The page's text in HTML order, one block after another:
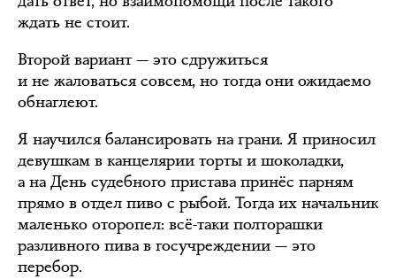
ждать не стоит.
Второй вариант — это сдружиться
и не жаловаться совсем, но тогда они ожидаемо
обнаглеют.
Я научился балансировать на грани. Я приносил
девушкам в канцелярии торты и шоколадки,
а на День судебного пристава принёс парням
прямо в отдел пиво с рыбой. Тогда их начальник
маленько оторопел: всё-таки полторашки
разливного пива в госучреждении — это
перебор.